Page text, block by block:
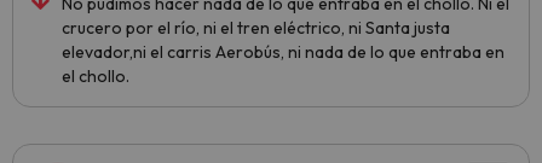
crucero por el río, ni el tren eléctrico, ni Santa justa
elevador,ni el carris Aerobús, ni nada de lo que entraba en
el chollo.